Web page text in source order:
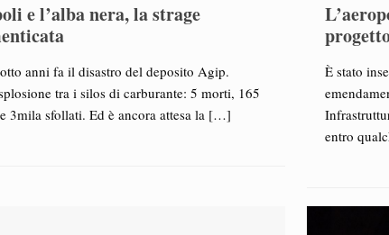
e l’alba nera, la strage
anni fa il disastro del deposito Agip.
tra i silos di carburante: 5 morti, 165
3mila sfollati. Ed è ancora attesa la[…]
È stato
entro